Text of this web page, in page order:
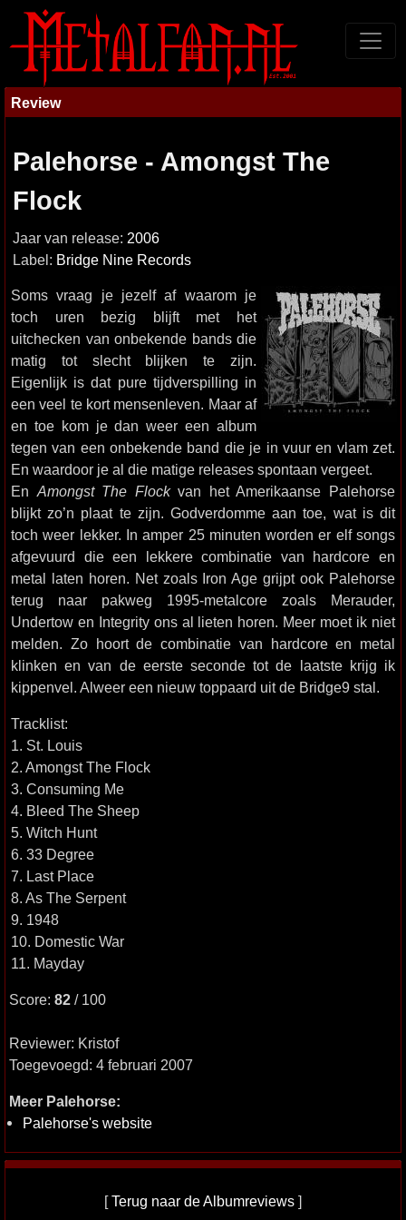
Review
Palehorse - Amongst The
Flock
Jaar van release: 2006
Label: Bridge Nine Records
Soms vraag je jezelf af waarom je
toch uren bezig blijft met het
uitchecken van onbekende bands die
matig tot slecht blijken te zijn.
Eigenlijk is dat pure tijdverspilling in
een veel te kort mensenleven. Maar af
en toe kom je dan weer een album
tegen van een onbekende band die je in vuur en vlam zet.
En waardoor je al die matige releases spontaan vergeet.
En Amongst The Flockvan het Amerikaanse Palehorse
blijkt zo’n plaat te zijn. Godverdomme aan toe, wat is dit
toch weer lekker. In amper 25 minuten worden er elf songs
afgevuurd die een lekkere combinatie van hardcore en
metal laten horen. Net zoals Iron Age grijpt ook Palehorse
terug naar pakweg 1995-metalcore zoals Merauder,
Undertow en Integrity ons al lieten horen. Meer moet ik niet
melden. Zo hoort de combinatie van hardcore en metal
klinken en van de eerste seconde tot de laatste krijg ik
kippenvel. Alweer een nieuw toppaard uit de Bridge9 stal.
Tracklist:
1. St. Louis
2. Amongst The Flock
3. Consuming Me
4. Bleed The Sheep
5. Witch Hunt
6. 33 Degree
7. Last Place
8. As The Serpent
9. 1948
10. Domestic War
11. Mayday
Score: 82 / 100
Reviewer: Kristof
Toegevoegd: 4 februari 2007
Meer Palehorse:
Palehorse's website
[Terug naar de Albumreviews ]